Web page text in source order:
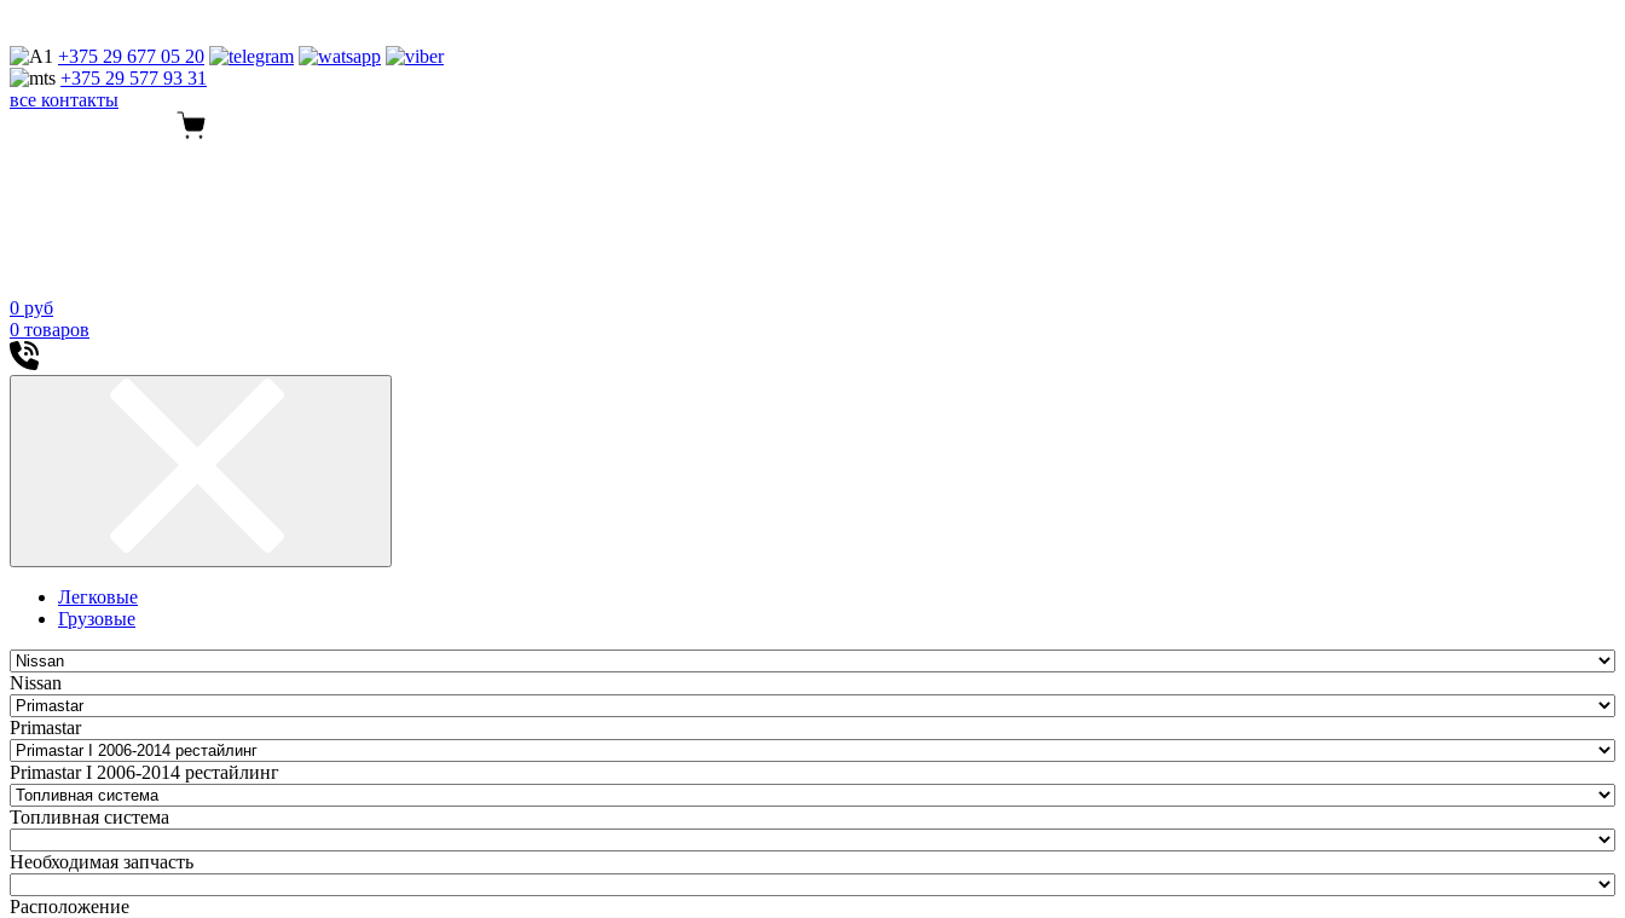
+375 29 677 05 20
+375 29 577 93 31
все контакты
0 руб
0 товаров
Легковые
Грузовые
Nissan
Primastar
Primastar I 2006-2014 рестайлинг
Топливная система
Необходимая запчасть
Расположение